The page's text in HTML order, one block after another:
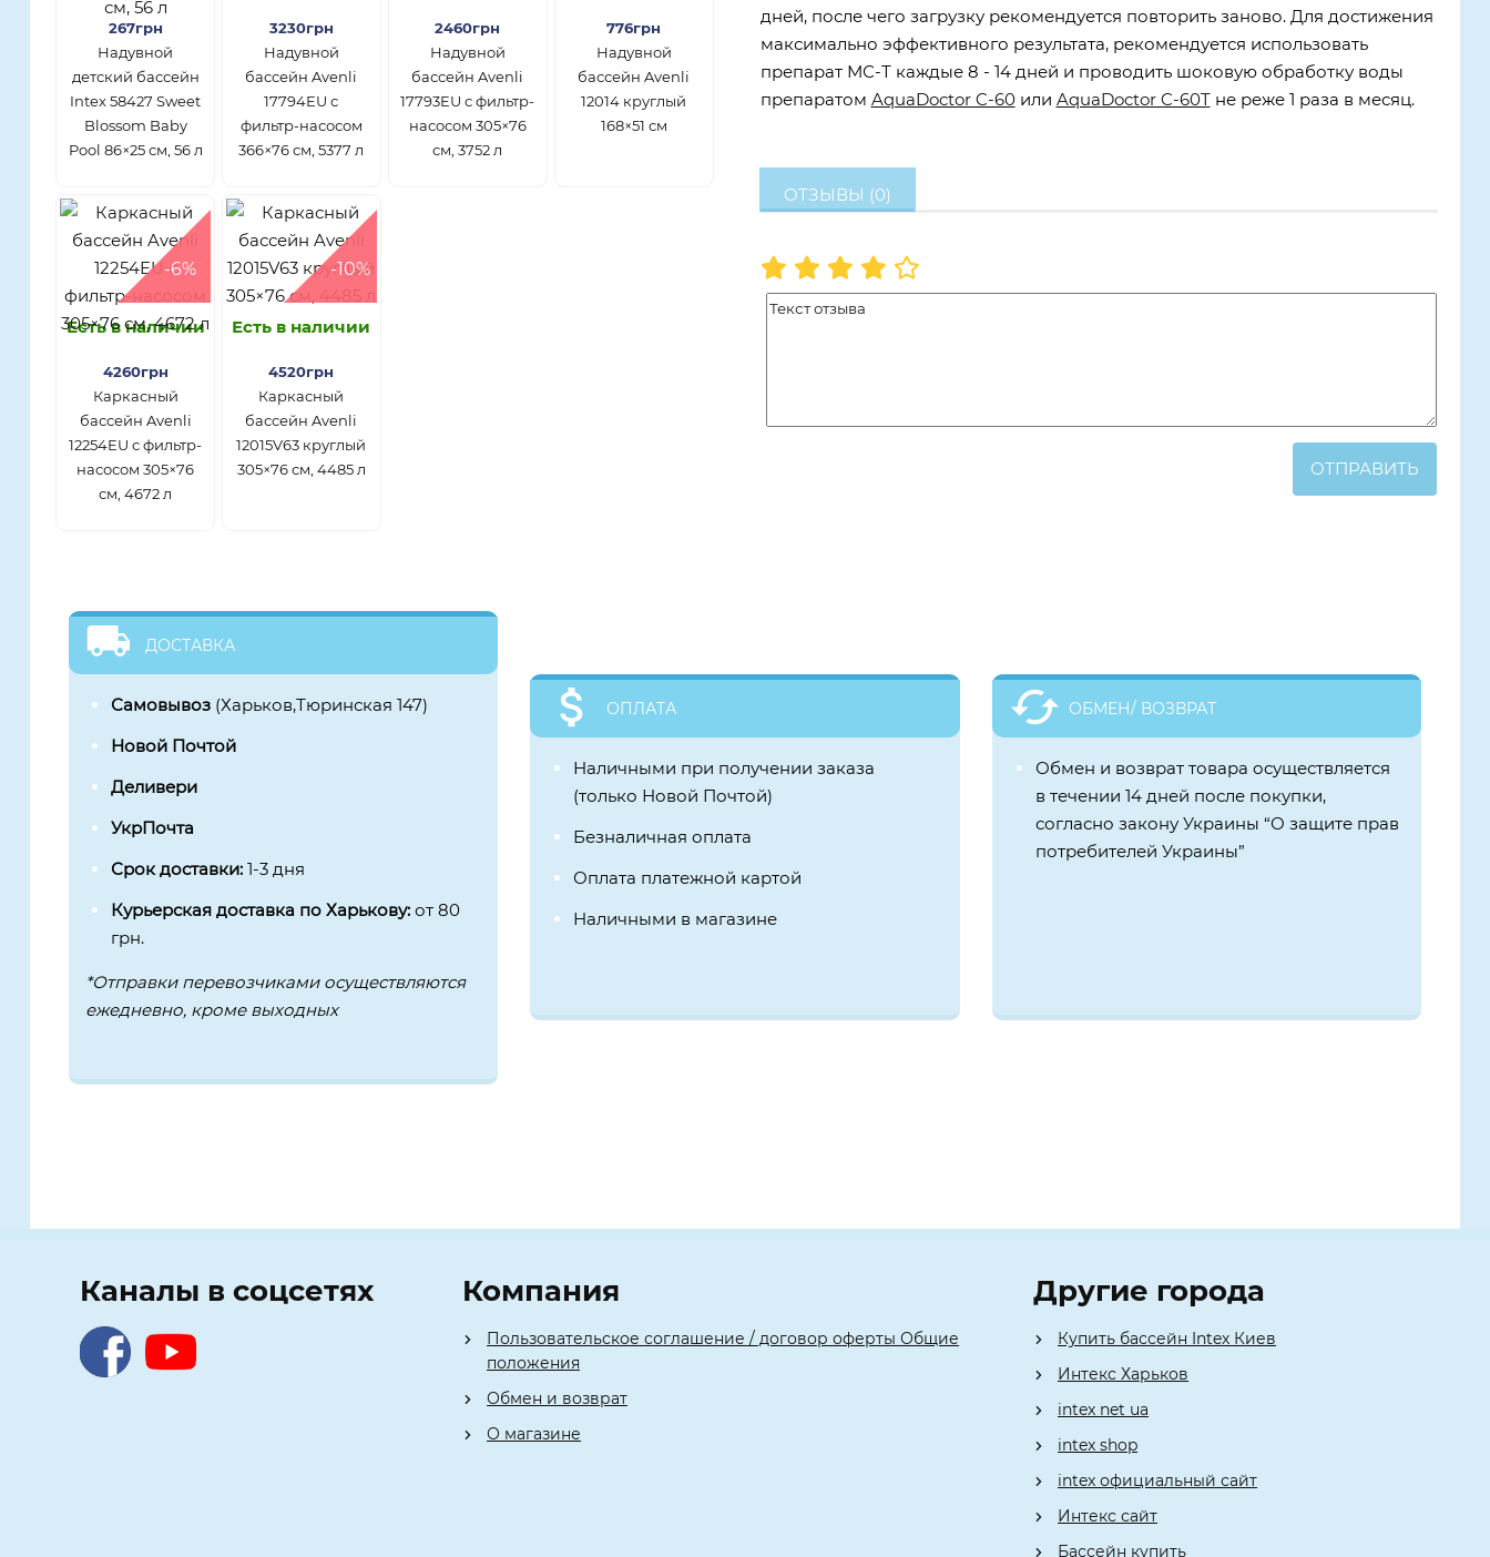
267грн
Надувной
детский бассейн
Intex 58427 Sweet
Blossom Baby
Pool 86×25 см, 56 л
3230грн
Надувной
бассейн Avenli
17794EU с
фильтр-насосом
366×76 см, 5377 л
2460грн
Надувной
бассейн Avenli
17793EU с фильтр-
насосом 305×76
см, 3752 л
776грн
Надувной
бассейн Avenli
12014 круглый
168×51 см
-6%
Есть в наличии
4260грн
Каркасный
бассейн Avenli
12254EU с фильтр-
насосом 305×76
см, 4672 л
-10%
Есть в наличии
4520грн
Каркасный
бассейн Avenli
12015V63 круглый
305×76 см, 4485 л
дней, после чего загрузку рекомендуется повторить заново. Для достижения
максимально эффективного результата, рекомендуется использовать
препарат МС-Т каждые 8 - 14 дней и проводить шоковую обработку воды
препаратом AquaDoctor C-60или AquaDoctor C-60Tне реже 1 раза в месяц.
ОТЗЫВЫ (0)
ОТПРАВИТЬ
ДОСТАВКА
Самовывоз (Харьков,Тюринская 147)
Новой Почтой
Деливери
УкрПочта
Срок доставки:1-3 дня
Курьерская доставка по Харькову:от 80
грн.
*Отправки перевозчиками осуществляются
ежедневно, кроме выходных
ОПЛАТА
Наличными при получении заказа
(только Новой Почтой)
Безналичная оплата
Оплата платежной картой
Наличными в магазине
ОБМЕН/ ВОЗВРАТ
Обмен и возврат товара осуществляется
в течении 14 дней после покупки,
согласно закону Украины “О защите прав
потребителей Украины”
Каналы в соцсетях Компания
Пользовательское соглашение / договор оферты Общие
положения
Обмен и возврат
О магазине
Другие города
Купить бассейн Intex Киев
Интекс Харьков
intex net ua
intex shop
intex официальный сайт
Интекс сайт
Бассейн купить